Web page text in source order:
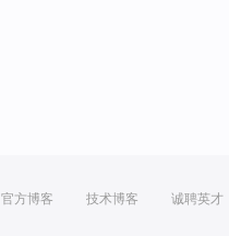
官方博客 技术博客 诚聘英才